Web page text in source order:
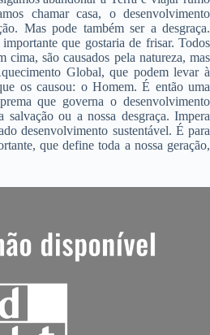
chamar casa, o desenvolvimento
Mas pode também ser a desgraça.
que gostaria de frisar. Todos
cima, são causados pela natureza, mas
Global, que podem levar à
os causou: o Homem. É então uma
que governa o desenvolvimento
salvação ou a nossa desgraça. Impera
desenvolvimento sustentável. É para
que define toda a nossa geração,